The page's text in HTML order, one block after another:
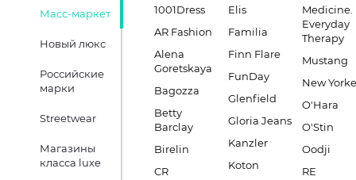
Масс-маркет
Новый люкс
Российские
марки
Streetwear
Магазины
класса luxe
1001Dress
AR Fashion
Alena
Goretskaya
Bagozza
Betty
Barclay
Birelin
CR
Elis
Familia
Finn Flare
FunDay
Glenfield
Gloria Jeans
Kanzler
Koton
Medicine.
Everyday
Therapy
Mustang
New
O'Hara
O'Stin
Oodji
RE